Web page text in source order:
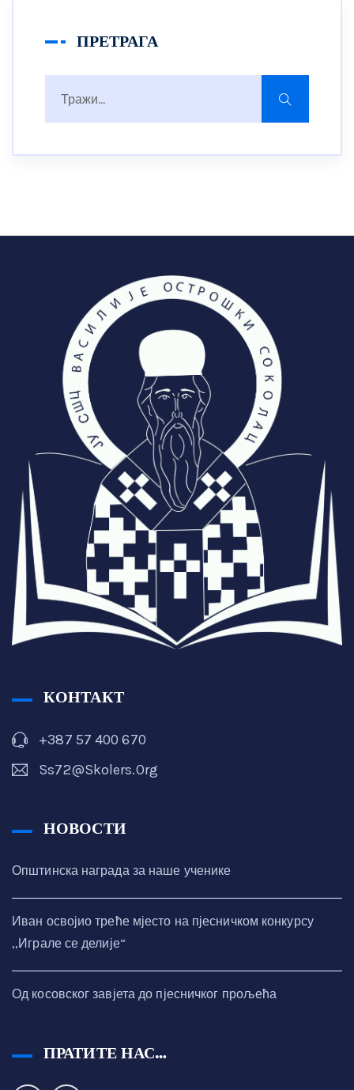
ПРЕТРАГА
КОНТАКТ
+387 57 400 670
Ss72@skolers.org
НОВОСТИ
Општинска награда за наше ученике
Иван освојио треће мјесто на пјесничком конкурсу
,,Играле се делије“
Од косовског завјета до пјесничког прољећа
ПРАТИТЕ НАС…